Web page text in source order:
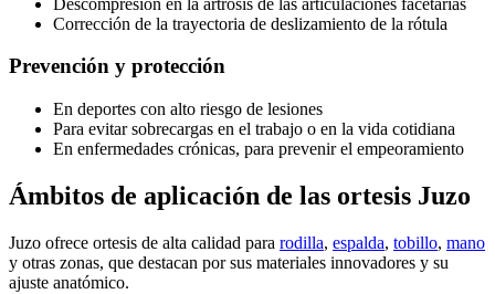
Corrección de la trayectoria de deslizamiento de la rótula
Prevención y protección
En deportes con alto riesgo de lesiones
Para evitar sobrecargas en el trabajo o en la vida cotidiana
En enfermedades crónicas, para prevenir el empeoramiento
Ámbitos de aplicación de las ortesis Juzo
Juzo ofrece ortesis de alta calidad para rodilla, espalda, tobillo, mano
y otras zonas, que destacan por sus materiales innovadores y su
ajuste anatómico.